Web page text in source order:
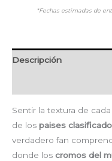
*Fechas estimadas de
Descripción
Sentir la textura de
de los paises
verdadero fan
donde los cromos del